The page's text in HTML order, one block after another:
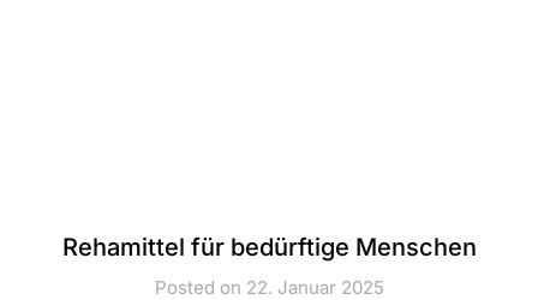
Rehamittel für bedürftige Menschen
Posted on 22. Januar 2025